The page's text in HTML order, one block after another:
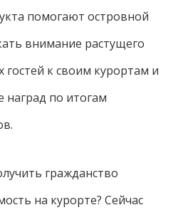
помогают островной
внимание растущего
гостей к своим курортам и
наград по итогам
гражданство
на курорте? Сейчас